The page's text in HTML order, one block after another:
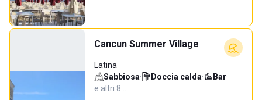
Cancun Summer Village
Latina
Sabbiosa· Doccia calda· Bar·
e altri 8…